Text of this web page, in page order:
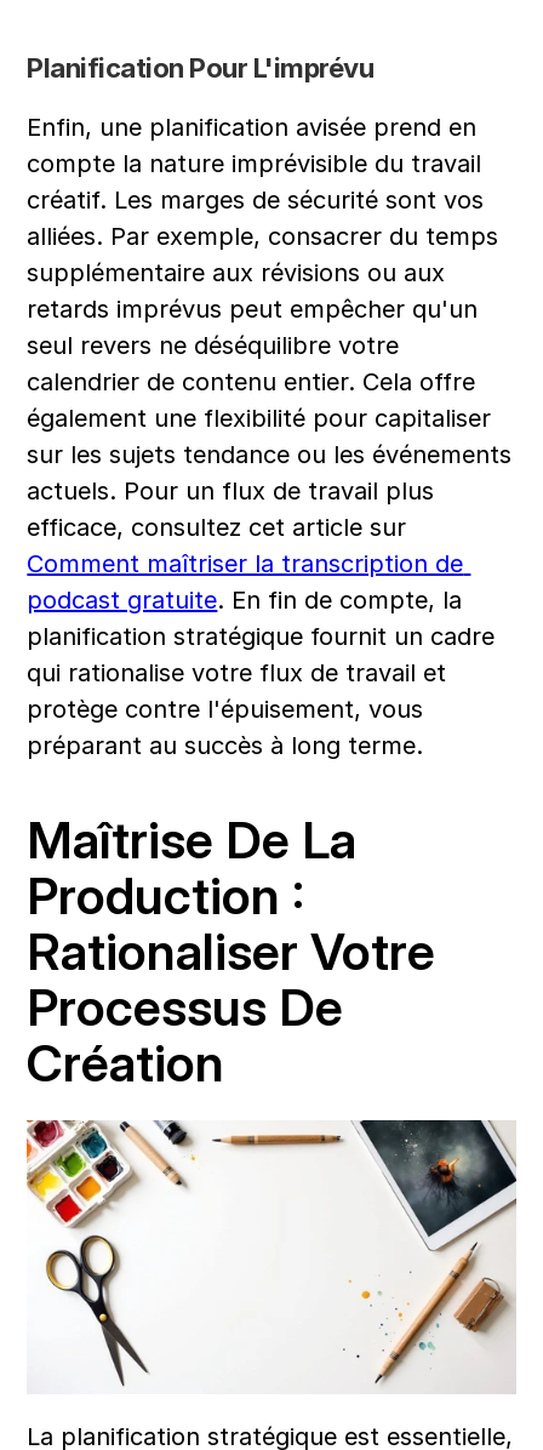
Planification Pour L'imprévu
Enfin, une planification avisée prend en
compte la nature imprévisible du travail
créatif. Les marges de sécurité sont vos
alliées. Par exemple, consacrer du temps
supplémentaire aux révisions ou aux
retards imprévus peut empêcher qu'un
seul revers ne déséquilibre votre
calendrier de contenu entier. Cela offre
également une flexibilité pour capitaliser
sur les sujets tendance ou les événements
actuels. Pour un flux de travail plus
Comment maîtriser la transcription de
podcast gratuite. En fin de compte, la
planification stratégique fournit un cadre
qui rationalise votre flux de travail et
protège contre l'épuisement, vous
préparant au succès à long terme.
Maîtrise De La
Production :
Rationaliser Votre
Processus De
Création
La planification stratégique est essentielle,